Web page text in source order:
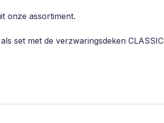
onze assortiment.
set met de verzwaringsdeken